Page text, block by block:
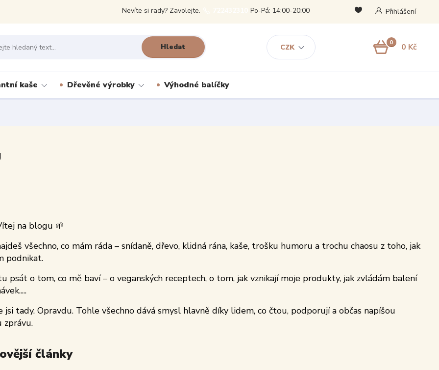
CZK
Přihlášení
Hledat
Nevíte si rady? Zavolejte. Po-Pá: 14:00-20:00
0 0 Kč
kaše Dřevěné výrobky Výhodné balíčky
na blogu 🌱
všechno, co mám ráda – snídaně, dřevo, klidná rána, kaše, trošku humoru a trochu chaosu z toho, jak
podnikat.
psát o tom, co mě baví – o veganských receptech, o tom, jak vznikají moje produkty, jak zvládám balení
jsi tady. Opravdu. Tohle všechno dává smysl hlavně díky lidem, co čtou, podporují a občas napíšou
zprávu.
články